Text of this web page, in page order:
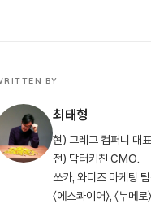
BY
최태형
현) 그레그 컴퍼니 대
전) 닥터키친 CMO.
쏘카, 와디즈 마케팅
〈에스콰이어〉, 〈누메